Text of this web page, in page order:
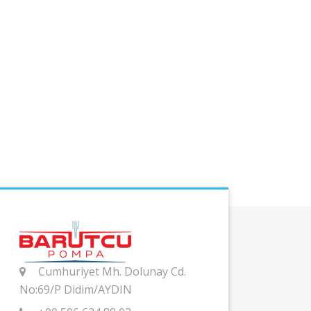
Cumhuriyet Mh. Dolunay Cd.
No:69/P Didim/AYDIN